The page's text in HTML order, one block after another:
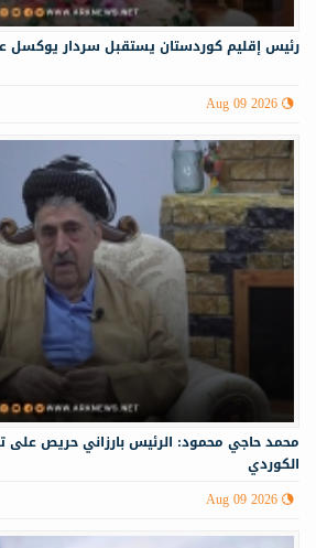
رئيس إقليم كوردستان يستقبل سردار يوكسل
Aug 09 2026
محمد حاجي محمود: الرئيس بارزاني حريص على
الكوردي
Aug 09 2026